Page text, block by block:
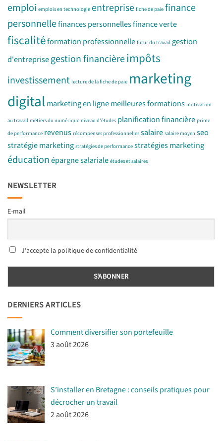
emploi emplois en technologie entreprise fiche de paie finance
personnellefinances personnellesfinance verte
fiscalitéformation professionnelle futur du travail gestion
d'entreprisegestion financièreimpôts
investissement lecture de la fiche de paie marketing
digitalmarketing en lignemeilleures formations motivation
au travail métiers du numérique niveau d'études planification financière prime
de performance revenus récompenses professionnelles salaire salaire moyen seo
stratégie marketing stratégies de performance stratégies marketing
éducationépargne salariale études et salaires
NEWSLETTER
E-mail
J'accepte la politique de confidentialité
DERNIERS ARTICLES
Comment diversifier son portefeuille
3 août 2026
S’installer en Bretagne : conseils pratiques pour
décrocher un travail
2 août 2026